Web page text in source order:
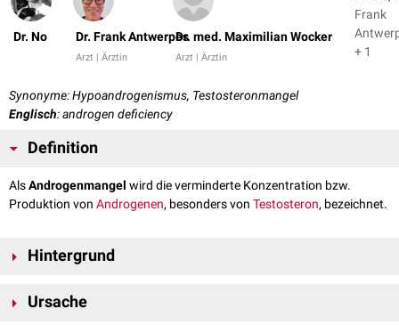
Dr. No Dr. Frank Antwerpes
Arzt | Ärztin
Dr. med. Maximilian Wocker
Arzt | Ärztin
Frank
+ 1
Synonyme: Hypoandrogenismus, Testosteronmangel
Englisch: androgen deficiency
Definition
AlsAndrogenmangel wird die verminderte Konzentration bzw.
Produktion von Androgenen, besonders von Testosteron, bezeichnet.
Hintergrund
Nebennierenrinde
Ursache